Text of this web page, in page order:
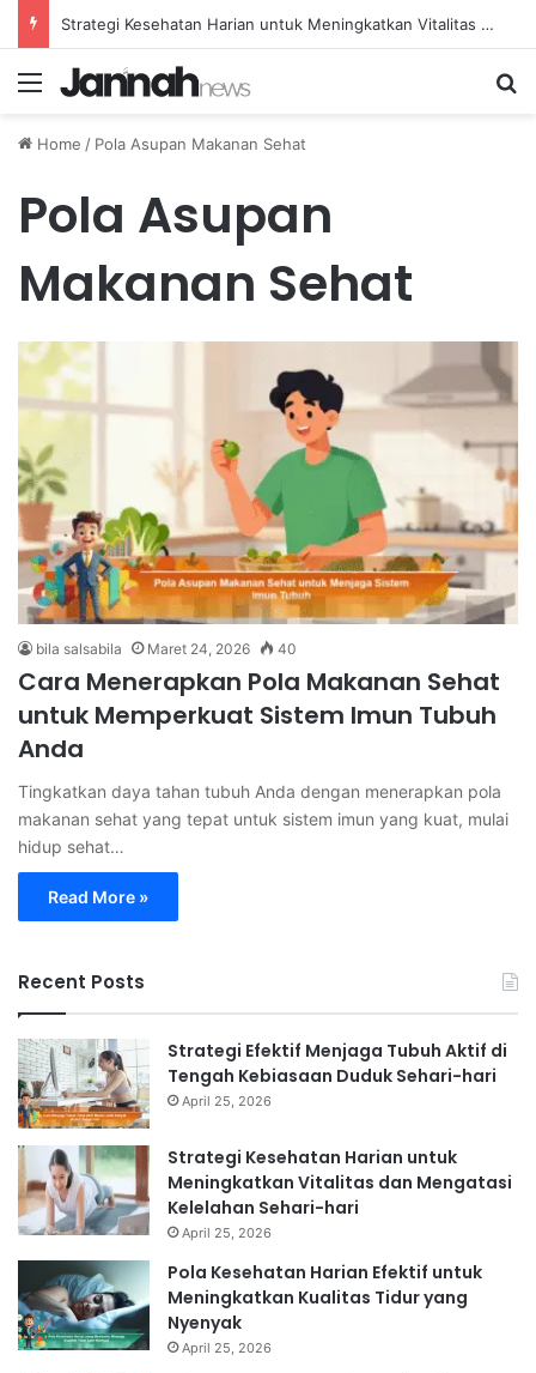
Strategi Kesehatan Harian untuk Meningkatkan Vitalitas dan Mengatasi Kelelahan Sehari-hari
Menu
Home / Pola Asupan Makanan Sehat
Pola Asupan
Makanan Sehat
bila salsabila Maret 24, 2026 40
Cara Menerapkan Pola Makanan Sehat
untuk Memperkuat Sistem Imun Tubuh
Anda
Tingkatkan daya tahan tubuh Anda dengan menerapkan pola
makanan sehat yang tepat untuk sistem imun yang kuat, mulai
hidup sehat…
Read More »
Recent Posts
Strategi Efektif Menjaga Tubuh Aktif di
Tengah Kebiasaan Duduk Sehari-hari
April 25, 2026
Strategi Kesehatan Harian untuk
Meningkatkan Vitalitas dan Mengatasi
Kelelahan Sehari-hari
April 25, 2026
Pola Kesehatan Harian Efektif untuk
Meningkatkan Kualitas Tidur yang
Nyenyak
April 25, 2026